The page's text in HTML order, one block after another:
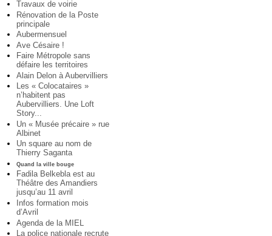
Travaux de voirie
Rénovation de la Poste
principale
Aubermensuel
Ave Césaire !
Faire Métropole sans
défaire les territoires
Alain Delon à Aubervilliers
Les « Colocataires »
n’habitent pas
Aubervilliers. Une Loft
Story...
Un « Musée précaire » rue
Albinet
Un square au nom de
Thierry Saganta
Quand la ville bouge
Fadila Belkebla est au
Théâtre des Amandiers
jusqu’au 11 avril
Infos formation mois
d’Avril
Agenda de la MIEL
La police nationale recrute